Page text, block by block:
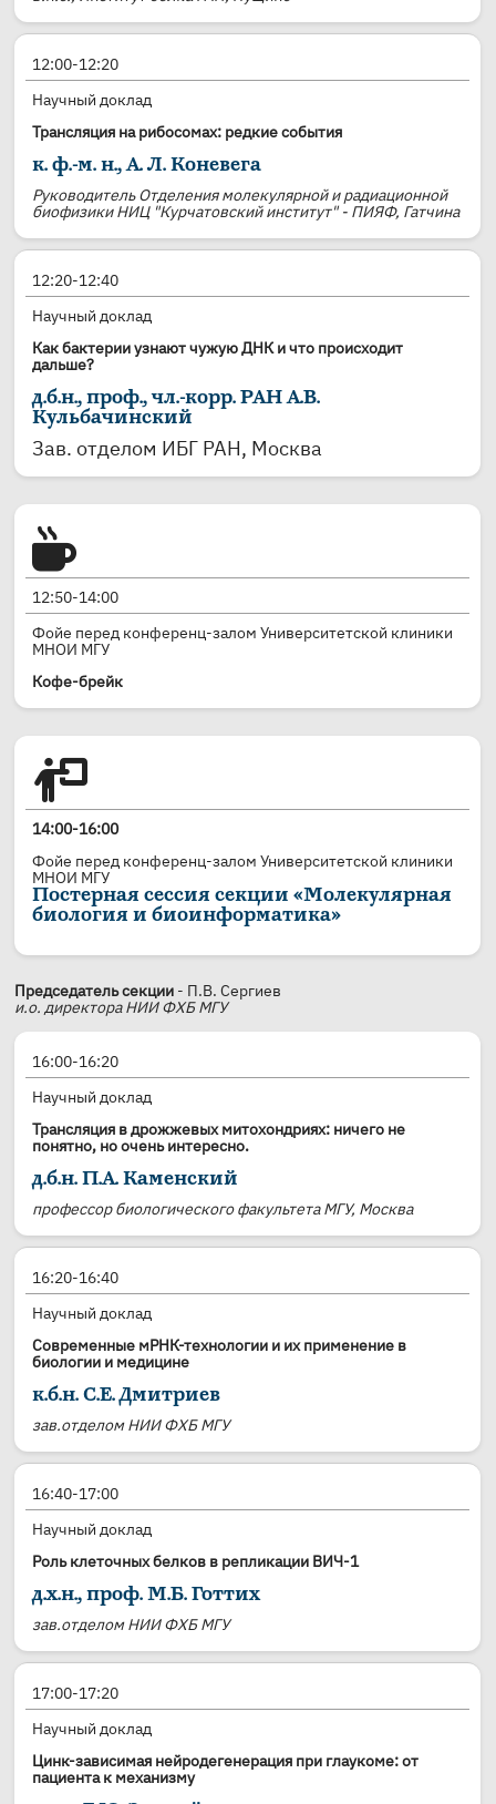
12:00-12:20
Научный доклад
Трансляция на рибосомах: редкие события
к. ф.-м. н., А. Л. Коневега
Руководитель Отделения молекулярной и радиационной
биофизики НИЦ "Курчатовский институт" - ПИЯФ, Гатчина
12:20-12:40
Научный доклад
Как бактерии узнают чужую ДНК и что происходит
дальше?
д.б.н., проф., чл.-корр. РАН А.В.
Кульбачинский
Зав. отделом ИБГ РАН, Москва
12:50-14:00
Фойе перед конференц-залом Университетской клиники
МНОИ МГУ
Кофе-брейк
14:00-16:00
Фойе перед конференц-залом Университетской клиники
МНОИ МГУ
Постерная сессия секции «Молекулярная
биология и биоинформатика»
Председатель секции - П.В. Сергиев
и.о. директора НИИ ФХБ МГУ
16:00-16:20
Научный доклад
Трансляция в дрожжевых митохондриях: ничего не
понятно, но очень интересно.
д.б.н. П.А. Каменский
профессор биологического факультета МГУ, Москва
16:20-16:40
Научный доклад
Современные мРНК-технологии и их применение в
биологии и медицине
к.б.н. С.Е. Дмитриев
зав.отделом НИИ ФХБ МГУ
16:40-17:00
Научный доклад
Роль клеточных белков в репликации ВИЧ-1
д.х.н., проф. М.Б. Готтих
зав.отделом НИИ ФХБ МГУ
17:00-17:20
Научный доклад
Цинк-зависимая нейродегенерация при глаукоме: от
пациента к механизму